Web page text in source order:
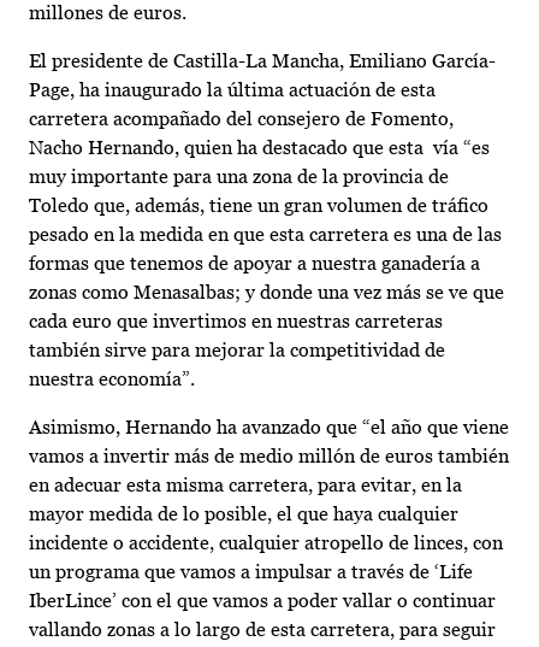
millones de euros.
El presidente de Castilla-La Mancha, Emiliano García-
Page, ha inaugurado la última actuación de esta
carretera acompañado del consejero de Fomento,
Nacho Hernando, quien ha destacado que esta vía “es
muy importante para una zona de la provincia de
Toledo que, además, tiene un gran volumen de tráfico
pesado en la medida en que esta carretera es una de las
formas que tenemos de apoyar a nuestra ganadería a
zonas como Menasalbas; y donde una vez más se ve que
cada euro que invertimos en nuestras carreteras
también sirve para mejorar la competitividad de
nuestra economía”.
Asimismo, Hernando ha avanzado que “el año que viene
vamos a invertir más de medio millón de euros también
en adecuar esta misma carretera, para evitar, en la
mayor medida de lo posible, el que haya cualquier
incidente o accidente, cualquier atropello de linces, con
un programa que vamos a impulsar a través de ‘Life
IberLince’ con el que vamos a poder vallar o continuar
vallando zonas a lo largo de esta carretera, para seguir